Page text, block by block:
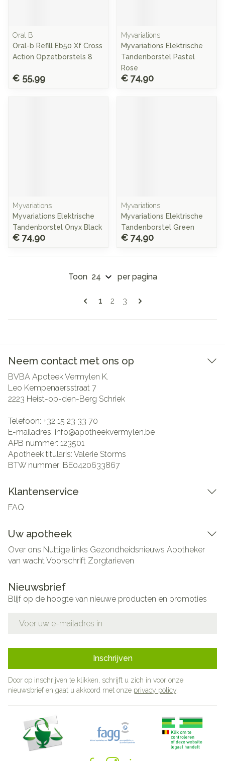
Oral B
Oral-b Refill Eb50 Xf Cross
Action Opzetborstels 8
€ 55,99
Myvariations
Myvariations Elektrische
Tandenborstel Pastel
Rose
€ 74,90
Myvariations
Myvariations Elektrische
Tandenborstel Onyx Black
€ 74,90
Myvariations
Myvariations Elektrische
Tandenborstel Green
€ 74,90
Pagina's
U lees momenteel pagina
1 Pagina
2 Pagina
3
Toon per pagina
Neem contact met ons op
BVBA Apoteek Vermylen K.
Leo Kempenaersstraat 7
2223 Heist-op-den-Berg Schriek
Telefoon: +32 15 23 33 70
E-mailadres: info@apotheekvermylen.be
APB nummer: 123501
Apotheek titularis: Valerie Storms
BTW nummer: BE0420633867
Klantenservice
FAQ
Uw apotheek
Over ons Nuttige links Gezondheidsnieuws Apotheker
van wachtVoorschrift Zorgtarieven
Nieuwsbrief
Blijf op de hoogte van nieuwe producten en promoties
Inschrijven
Door op inschrijven te klikken, schrijft u zich in voor onze
nieuwsbrief en gaat u akkoord met onze privacy policy